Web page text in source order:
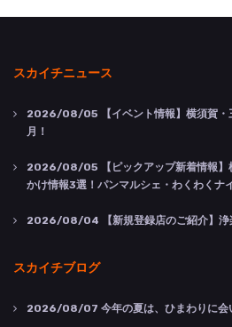
スカイチニュース
2026/08/05 【イベント情報】横須賀
月！
2026/08/05 【ピックアップ新着情報
かけ情報3選！パンマルシェ・わくわくナ
2026/08/04 【新規登録店のご紹介】浄
スカイチブログ
2026/08/07 今年の夏は、ひまわりに会